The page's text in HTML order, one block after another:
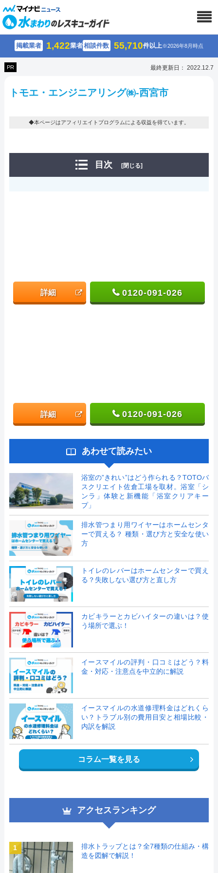
掲載業者 1,422業者相談件数 55,710件以上※2026年8月時点
PR 最終更新日： 2022.12.7
トモエ・エンジニアリング㈱-西宮市
◆本ページはアフィリエイトプログラムによる収益を得ています。
目次 [閉じる]
詳細 0120-091-026
詳細 0120-091-026
あわせて読みたい
浴室の”きれい”はどう作られる？TOTOバ
スクリエイト佐倉工場を取材。浴室「シ
ンラ」体験と新機能「浴室クリアキー
プ」
排水管つまり用ワイヤーはホームセンタ
ーで買える？ 種類・選び方と安全な使い
方
トイレのレバーはホームセンターで買え
る？失敗しない選び方と直し方
カビキラーとカビハイターの違いは？使
う場所で選ぶ！
イースマイルの評判・口コミはどう？料
金・対応・注意点を中立的に解説
イースマイルの水道修理料金はどれくら
い？トラブル別の費用目安と相場比較・
内訳を解説
コラム一覧を見る
アクセスランキング
1
排水トラップとは？全7種類の仕組み・構
造を図解で解説！